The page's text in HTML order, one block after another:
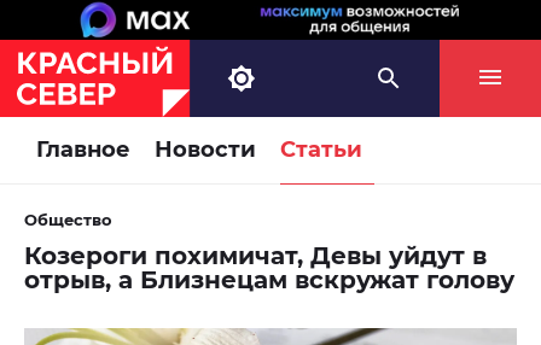
Главное Новости Статьи
Общество
Козероги похимичат, Девы уйдут в
отрыв, а Близнецам вскружат голову